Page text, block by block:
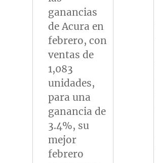
ganancias
de Acura en
febrero, con
ventas de
1,083
unidades,
para una
ganancia de
3.4%, su
mejor
febrero